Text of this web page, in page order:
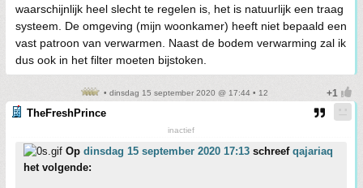
waarschijnlijk heel slecht te regelen is, het is natuurlijk een traag
systeem. De omgeving (mijn woonkamer) heeft niet bepaald een
vast patroon van verwarmen. Naast de bodem verwarming zal ik
dus ook in het filter moeten bijstoken.
• dinsdag 15 september 2020 @ 17:44 • 12
TheFreshPrince
inactief
Op dinsdag 15 september 2020 17:13 schreef qajariaq
het volgende: